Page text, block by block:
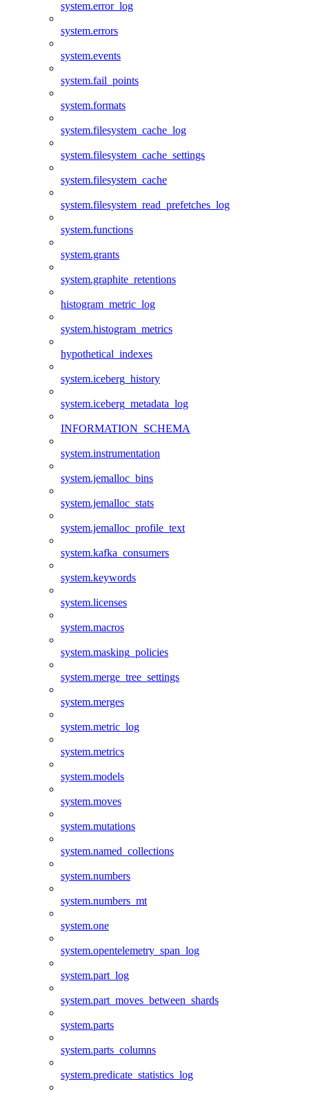
system.error_log
system.errors
system.events
system.fail_points
system.formats
system.filesystem_cache_log
system.filesystem_cache_settings
system.filesystem_cache
system.filesystem_read_prefetches_log
system.functions
system.grants
system.graphite_retentions
histogram_metric_log
system.histogram_metrics
hypothetical_indexes
system.iceberg_history
system.iceberg_metadata_log
INFORMATION_SCHEMA
system.instrumentation
system.jemalloc_bins
system.jemalloc_stats
system.jemalloc_profile_text
system.kafka_consumers
system.keywords
system.licenses
system.macros
system.masking_policies
system.merge_tree_settings
system.merges
system.metric_log
system.metrics
system.models
system.moves
system.mutations
system.named_collections
system.numbers
system.numbers_mt
system.one
system.opentelemetry_span_log
system.part_log
system.part_moves_between_shards
system.parts
system.parts_columns
system.predicate_statistics_log